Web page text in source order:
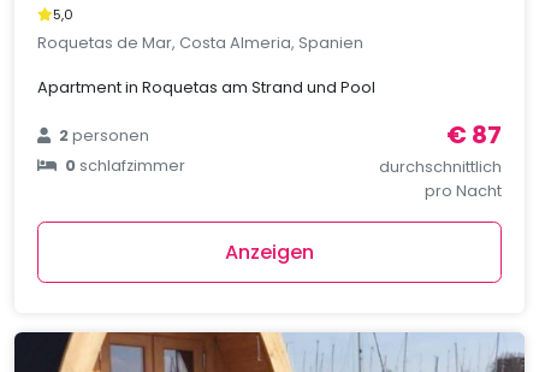
5,0
Roquetas de Mar, Costa Almeria, Spanien
Apartment in Roquetas am Strand und Pool
2personen
0schlafzimmer
€ 87
durchschnittlich
pro Nacht
Anzeigen